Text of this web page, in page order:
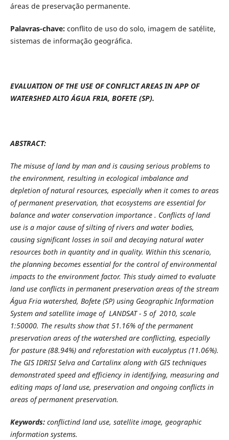
áreas de preservação permanente.
Palavras-chave:conflito de uso do solo, imagem de satélite,
sistemas de informação geográfica.
EVALUATION OF THE USE OF CONFLICT AREAS IN APP OF
WATERSHEDALTO ÁGUA FRIA, BOFETE (SP).
ABSTRACT:
Themisuse of land by man and is causing serious problems to
the environment, resulting in ecological imbalance and
depletion of natural resources, especially when it comes to areas
of permanent preservation, that ecosystems are essential for
balance and water conservation importance . Conflicts of land
use is a major cause of silting of rivers and water bodies,
causing significant losses in soil and decaying natural water
resources both in quantity and in quality. Within this scenario,
the planning becomes essential for the control of environmental
impacts to the environment factor. This study aimed to evaluate
land use conflicts in permanent preservation areas of the stream
Água Fria watershed, Bofete (SP) using Geographic Information
System and satellite image of LANDSAT - 5 of 2010, scale
1:50000. The results show that 51.16% of the permanent
preservation areas of the watershed are conflicting, especially
for pasture (88.94%) and reforestation with eucalyptus (11.06%).
The GIS IDRISI Selva and Cartalinx along with GIS techniques
demonstrated speed and efficiency in identifying, measuring and
editing maps of land use, preservation and ongoing conflicts in
areas of permanent preservation.
Keywords:conflictind land use, satellite image, geographic
information systems.